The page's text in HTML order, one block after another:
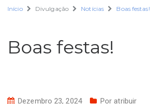
Início Divulgação Notícias Boas festas!
Boas festas!
Dezembro 23, 2024 Por atribuir